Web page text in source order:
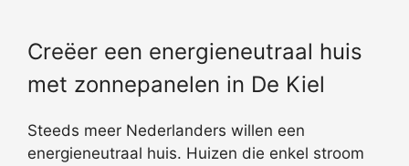
Creëer een energieneutraal huis
met zonnepanelen in De Kiel
Steeds meer Nederlanders willen een
energieneutraal huis. Huizen die enkel stroom